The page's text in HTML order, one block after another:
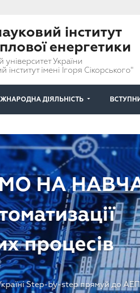
інститут
енергетики
України
інститут імені Ігоря Сікорського"
ДІЯЛЬНІСТЬ
НА
процесів
Step-by-step прямуй до АЕП!